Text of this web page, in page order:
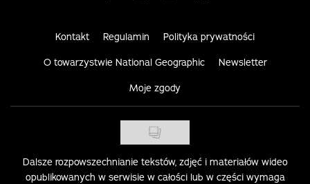
Kontakt Regulamin Polityka prywatności
O towarzystwie National Geographic Newsletter
Moje zgody
Dalsze rozpowszechnianie tekstów, zdjęć i materiałów wideo
opublikowanych w serwisie w całości lub w części wymaga